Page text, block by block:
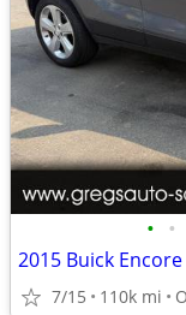
• •
2015 Buick
7/15 110k mi